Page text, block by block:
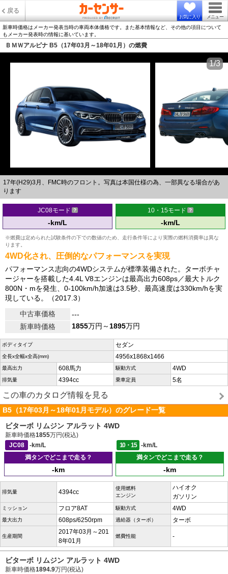
戻る
お気に入り メニュー
新車時価格はメーカー発表当時の車両本体価格です。また基本情報など、その他の項目について
もメーカー発表時の情報に基いています。
ＢＭＷアルピナ B5（17年03月～18年01月）の燃費
17年(H29)3月、FMC時のフロント。写真は本国仕様の為、一部異なる場合があ
ります
1/3
JC08モード
-km/L
10・15モード
-km/L
※燃費は定められた試験条件の下での数値のため、走行条件等により実際の燃料消費率は異な
ります。
4WD化され、圧倒的なパフォーマンスを実現
パフォーマンス志向の4WDシステムが標準装備された。ターボチャ
ージャーを搭載した4.4L V8エンジンは最高出力608ps／最大トルク
800N・mを発生、0-100km/h加速は3.5秒、最高速度は330km/hを実
現している。（2017.3）
中古車価格
---
新車時価格
1855万円～1895万円
ボディタイプ セダン
全長x全幅x全高(mm) 4956x1868x1466
最高出力 608馬力 駆動方式 4WD
排気量 4394cc 乗車定員 5名
この車のカタログ情報を見る
B5（17年03月～18年01月モデル）のグレード一覧
ビターボ リムジン アルラット 4WD
新車時価格1855万円(税込)
JC08
-km/L 10・15
-km/L
満タンでどこまで走る？
-km
満タンでどこまで走る？
-km
排気量 4394cc
使用燃料
エンジン
ハイオク
ガソリン
ミッション フロア8AT 駆動方式 4WD
最大出力 608ps/6250rpm 過給器（ターボ） ターボ
生産期間
2017年03月～201
8年01月
燃費性能 -
ビターボ リムジン アルラット 4WD
新車時価格1894.9万円(税込)